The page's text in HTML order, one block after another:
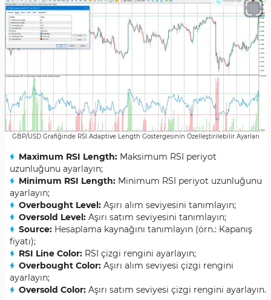
GBP/USD Grafiğinde RSI Adaptive Length Göstergesinin Özelleştirilebilir Ayarları
Maximum RSI Length: Maksimum RSI periyot
uzunluğunu ayarlayın;
Minimum RSI Length: Minimum RSI periyot uzunluğunu
ayarlayın;
Overbought Level: Aşırı alım seviyesini tanımlayın;
Oversold Level: Aşırı satım seviyesini tanımlayın;
Source: Hesaplama kaynağını tanımlayın (örn.: Kapanış
fiyatı);
RSI Line Color: RSI çizgi rengini ayarlayın;
Overbought Color: Aşırı alım seviyesi çizgi rengini
ayarlayın;
Oversold Color: Aşırı satım seviyesi çizgi rengini ayarlayın.